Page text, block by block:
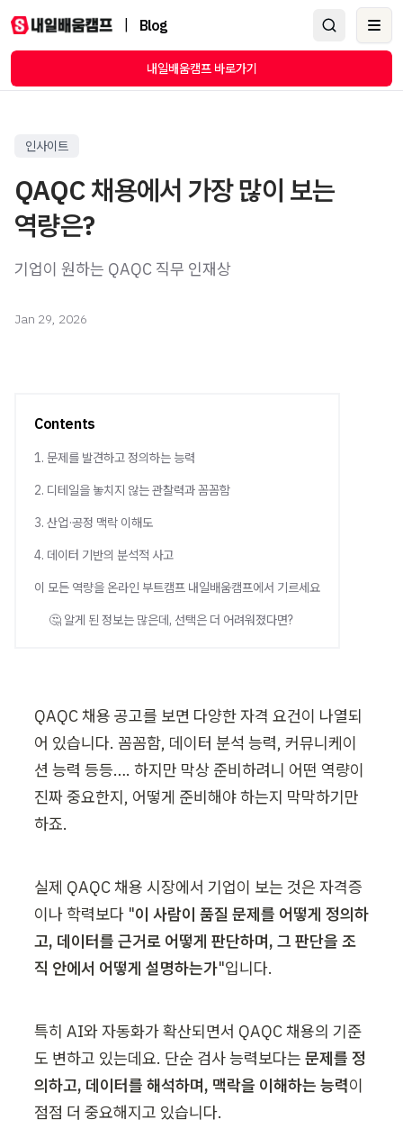
Blog
내일배움캠프 바로가기
인사이트
QAQC 채용에서 가장 많이 보는
역량은?
기업이 원하는 QAQC 직무 인재상
Jan 29, 2026
Contents
1. 문제를 발견하고 정의하는 능력
2. 디테일을 놓치지 않는 관찰력과 꼼꼼함
3. 산업·공정 맥락 이해도
4. 데이터 기반의 분석적 사고
이 모든 역량을 온라인 부트캠프 내일배움캠프에서 기르세요
🤔 알게 된 정보는 많은데, 선택은 더 어려워졌다면?
QAQC 채용 공고를 보면 다양한 자격 요건이 나열되
어 있습니다. 꼼꼼함, 데이터 분석 능력, 커뮤니케이
션 능력 등등…. 하지만 막상 준비하려니 어떤 역량이
진짜 중요한지, 어떻게 준비해야 하는지 막막하기만
하죠.
실제 QAQC 채용 시장에서 기업이 보는 것은 자격증
이나 학력보다 "이 사람이 품질 문제를 어떻게 정의하
고, 데이터를 근거로 어떻게 판단하며, 그 판단을 조
직 안에서 어떻게 설명하는가"입니다.
특히 AI와 자동화가 확산되면서 QAQC 채용의 기준
도 변하고 있는데요. 단순 검사 능력보다는 문제를 정
의하고, 데이터를 해석하며, 맥락을 이해하는 능력이
점점 더 중요해지고 있습니다.